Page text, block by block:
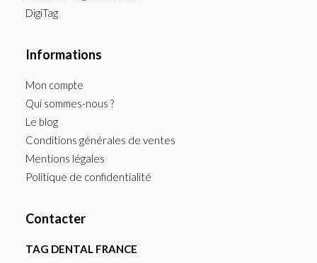
DigiTag
Informations
Mon compte
Qui sommes-nous ?
Le blog
Conditions générales de ventes
Mentions légales
Politique de confidentialité
Contacter
TAG DENTAL FRANCE